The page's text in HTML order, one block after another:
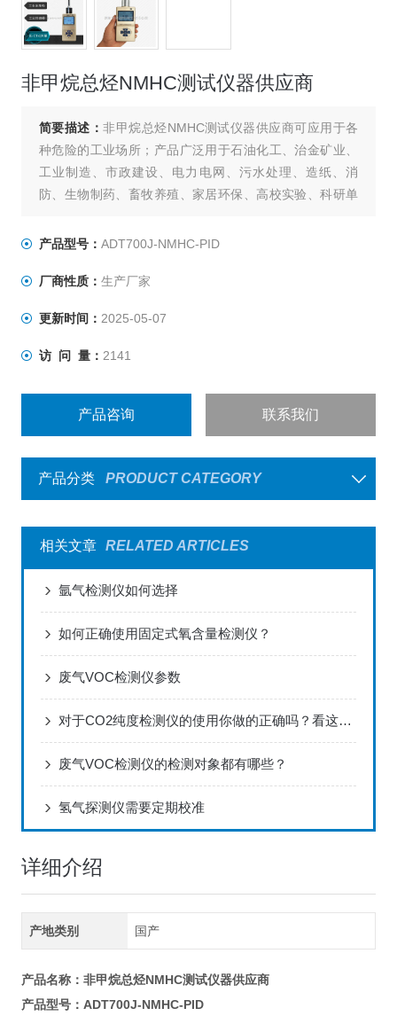
非甲烷总烃NMHC测试仪器供应商
简要描述：非甲烷总烃NMHC测试仪器供应商可应用于各
种危险的工业场所；产品广泛用于石油化工、治金矿业、
工业制造、市政建设、电力电网、污水处理、造纸、消
防、生物制药、畜牧养殖、家居环保、高校实验、科研单
产品型号： ADT700J-NMHC-PID
厂商性质： 生产厂家
更新时间： 2025-05-07
访 问 量： 2141
产品咨询 联系我们
产品分类 PRODUCT CATEGORY
相关文章 RELATED ARTICLES
氩气检测仪如何选择
如何正确使用固定式氧含量检测仪？
废气VOC检测仪参数
对于CO2纯度检测仪的使用你做的正确吗？看这里！
废气VOC检测仪的检测对象都有哪些？
氢气探测仪需要定期校准
详细介绍
产地类别 国产
产品名称： 非甲烷总烃NMHC测试仪器供应商
产品型号： ADT700J-NMHC-PID